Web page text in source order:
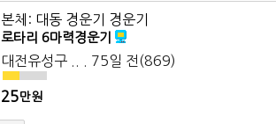
본체: 대동 경운기 경운기
로타리 6마력경운기
대전유성구 .. . 75일 전(869)
25만원